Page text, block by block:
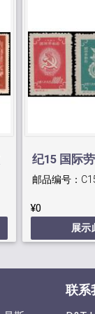
纪15 国际
邮品编号：
¥0
展示
联系